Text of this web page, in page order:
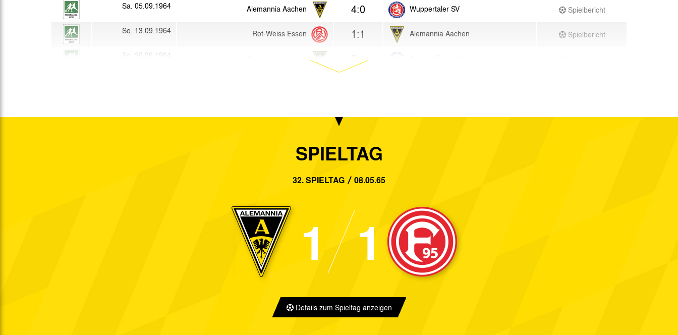
Sa. 05.09.1964 Alemannia Aachen 4:0 Wuppertaler SV Spielbericht
So. 13.09.1964 Rot-Weiss Essen 1:1 Alemannia Aachen Spielbericht
So. 20.09.1964 3:1
SC Viktoria Köln 04 0:4
Alemannia Aachen 2:2
ETB SW Essen 1:2 Alemannia Aachen
TSV Marl-Hüls Alemannia Aachen
Alemannia Aachen Bor. Mönchengladbach
1:1
Alemannia Aachen 5:1
SPIELTAG
32. SPIELTAG 08.05.65
1 1
Details zum Spieltag anzeigen